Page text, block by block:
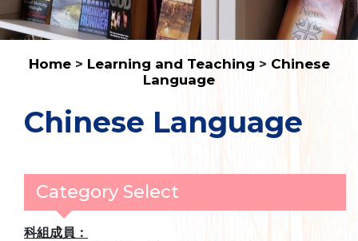
Home> Learning and Teaching > Chinese
Language
Chinese Language
Category Select
科組成員：